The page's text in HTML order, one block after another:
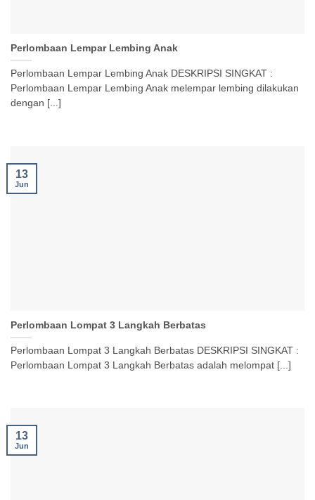
Perlombaan Lempar Lembing Anak
Perlombaan Lempar Lembing Anak DESKRIPSI SINGKAT :
Perlombaan Lempar Lembing Anak melempar lembing dilakukan
dengan [...]
Perlombaan Lompat 3 Langkah Berbatas
Perlombaan Lompat 3 Langkah Berbatas DESKRIPSI SINGKAT :
Perlombaan Lompat 3 Langkah Berbatas adalah melompat [...]
13
Jun
13
Jun